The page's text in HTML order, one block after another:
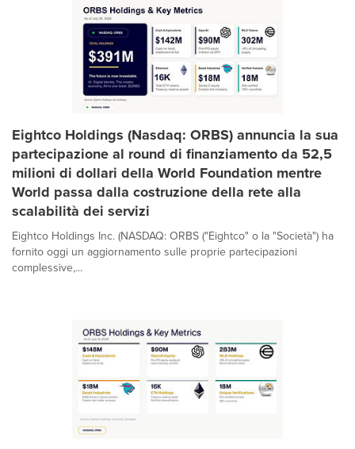
Eightco Holdings (Nasdaq: ORBS) annuncia la sua
partecipazione al round di finanziamento da 52,5
milioni di dollari della World Foundation mentre
World passa dalla costruzione della rete alla
scalabilità dei servizi
Eightco Holdings Inc. (NASDAQ: ORBS ("Eightco" o la "Società") ha
fornito oggi un aggiornamento sulle proprie partecipazioni
complessive,...